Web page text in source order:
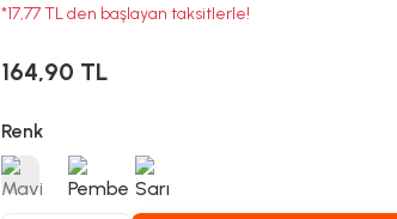
*17,77 TL den başlayan taksitlerle!
164,90 TL
Renk